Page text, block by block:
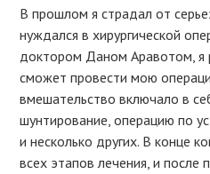
В прошлом я страдал от
нуждался в хирургической
доктором Даном Аравотом, я
сможет провести мою
вмешательство включало в
шунтирование, операцию по
и несколько других. В конце
всех этапов лечения, и